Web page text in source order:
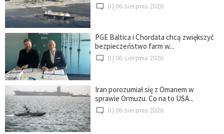
0 | 06 sierpnia 2026
PGE Baltica i Chordata chcą zwiększyć
bezpieczeństwo farm w...
0 | 06 sierpnia 2026
Iran porozumiał się z Omanem w
sprawie Ormuzu. Co na to USA...
0 | 06 sierpnia 2026